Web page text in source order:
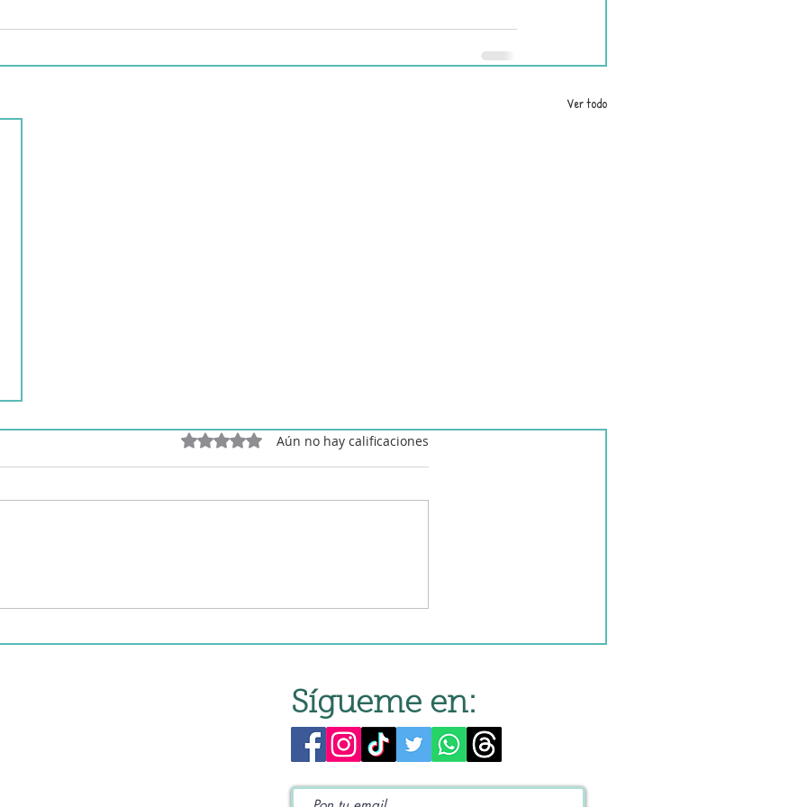
Ver todo
Obtuvo 0 de 5 estrellas.Aún no hay calificaciones
Sígueme en: